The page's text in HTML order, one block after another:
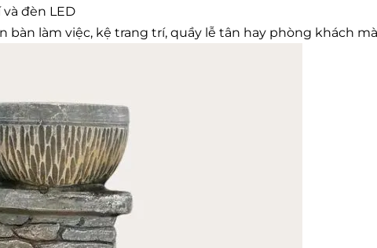
đèn LED
bàn làm việc, kệ trang trí, quầy lễ tân hay phòng khách